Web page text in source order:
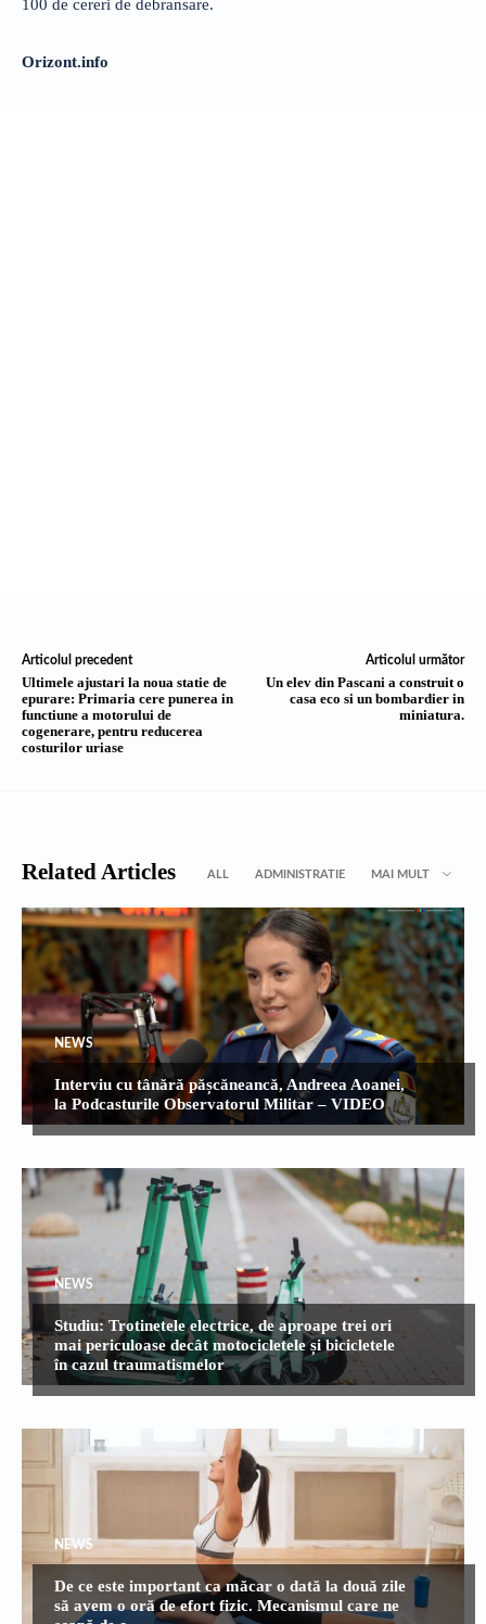
100 de cereri de debransare.
Orizont.info
Articolul precedent
Ultimele ajustari la noua statie de
epurare: Primaria cere punerea in
functiune a motorului de
cogenerare, pentru reducerea
costurilor uriase
Articolul următor
Un elev din Pascani a construit o
casa eco si un bombardier in
miniatura.
Related Articles ALL ADMINISTRATIE MAI MULT
NEWS
Interviu cu tânără pășcăneancă, Andreea Aoanei,
la Podcasturile Observatorul Militar – VIDEO
NEWS
Studiu: Trotinetele electrice, de aproape trei ori
mai periculoase decât motocicletele și bicicletele
în cazul traumatismelor
NEWS
De ce este important ca măcar o dată la două zile
să avem o oră de efort fizic. Mecanismul care ne